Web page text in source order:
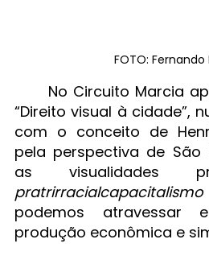
FOTO: Fernando
No Circuito Marcia
“Direito visual à cidade”,
com o conceito de
pela perspectiva de São
pratrirracialcapacitalismo
podemos atravessar
produção econômica e